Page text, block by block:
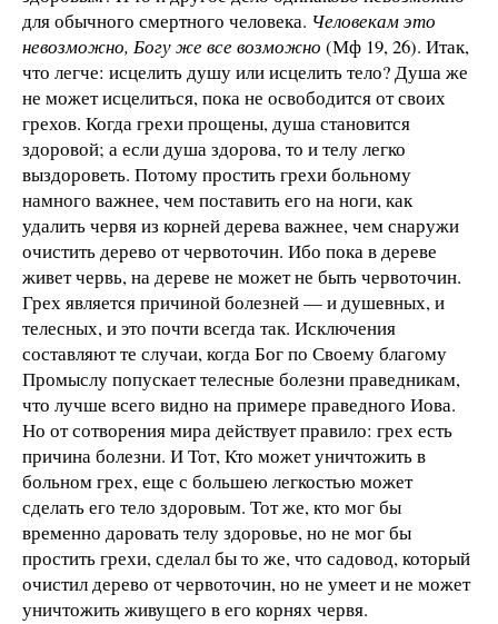
для обычного смертного человека. Человекам это
невозможно, Богу же все возможно (Мф 19, 26). Итак,
что легче: исцелить душу или исцелить тело? Душа же
не может исцелиться, пока не освободится от своих
грехов. Когда грехи прощены, душа становится
здоровой; а если душа здорова, то и телу легко
выздороветь. Потому простить грехи больному
намного важнее, чем поставить его на ноги, как
удалить червя из корней дерева важнее, чем снаружи
очистить дерево от червоточин. Ибо пока в дереве
живет червь, на дереве не может не быть червоточин.
Грех является причиной болезней — и душевных, и
телесных, и это почти всегда так. Исключения
составляют те случаи, когда Бог по Своему благому
Промыслу попускает телесные болезни праведникам,
что лучше всего видно на примере праведного Иова.
Но от сотворения мира действует правило: грех есть
причина болезни. И Тот, Кто может уничтожить в
больном грех, еще с большею легкостью может
сделать его тело здоровым. Тот же, кто мог бы
временно даровать телу здоровье, но не мог бы
простить грехи, сделал бы то же, что садовод, который
очистил дерево от червоточин, но не умеет и не может
уничтожить живущего в его корнях червя.